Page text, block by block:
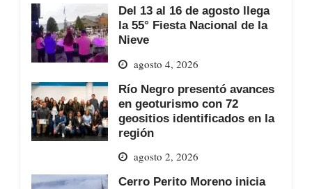
Del 13 al 16 de agosto llega
la 55° Fiesta Nacional de la
Nieve
agosto 4, 2026
Río Negro presentó avances
en geoturismo con 72
geositios identificados en la
región
agosto 2, 2026
Cerro Perito Moreno inicia